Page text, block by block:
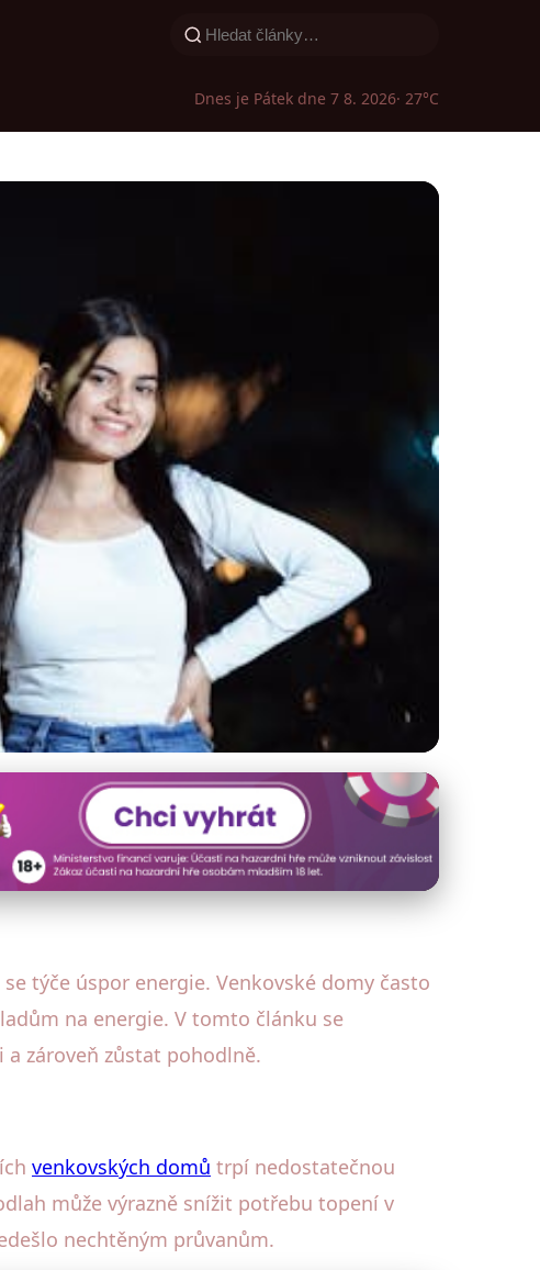
Dnes je Pátek dne 7 8. 2026· 27°C
domě: Top tipy
týče úspor energie. Venkovské domy často
na energie. V tomto článku se
zároveň zůstat pohodlně.
venkovských domů trpí nedostatečnou
může výrazně snížit potřebu topení v
nechtěným průvanům.